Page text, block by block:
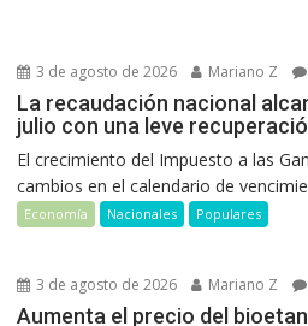
3 de agosto de 2026 Mariano Z
La recaudación nacional
julio con una leve
El crecimiento del Impuesto a las
cambios en el calendario de
Economía Nacionales Populares
3 de agosto de 2026 Mariano Z
Aumenta el precio del